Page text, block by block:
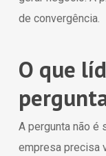
de convergência.
O que
A pergunta não é
empresa precisa